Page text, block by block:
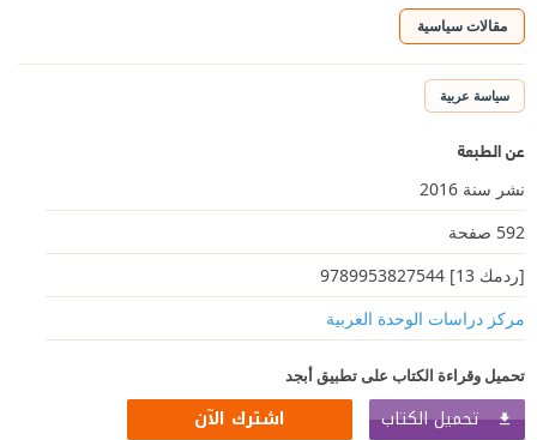
مقالات سياسية
سياسة عربية
عن الطبعة
نشر سنة 2016
592 صفحة
[ردمك 13] 9789953827544
مركز دراسات الوحدة العربية
تحميل وقراءة الكتاب على تطبيق أبجد
تحميل الكتاب اشترك الآن